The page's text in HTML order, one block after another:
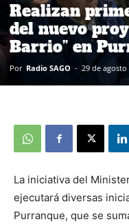
Realizan
del nuevo
Barrio” en
Por Radio SAGO - 29 de agosto
La iniciativa del
ejecutará diversas
Purranque, que se